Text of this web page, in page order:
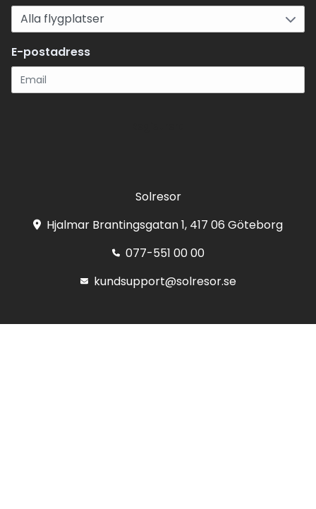
E-postadress
Solresor
Hjalmar Brantingsgatan 1, 417 06 Göteborg
077-551 00 00
kundsupport@solresor.se